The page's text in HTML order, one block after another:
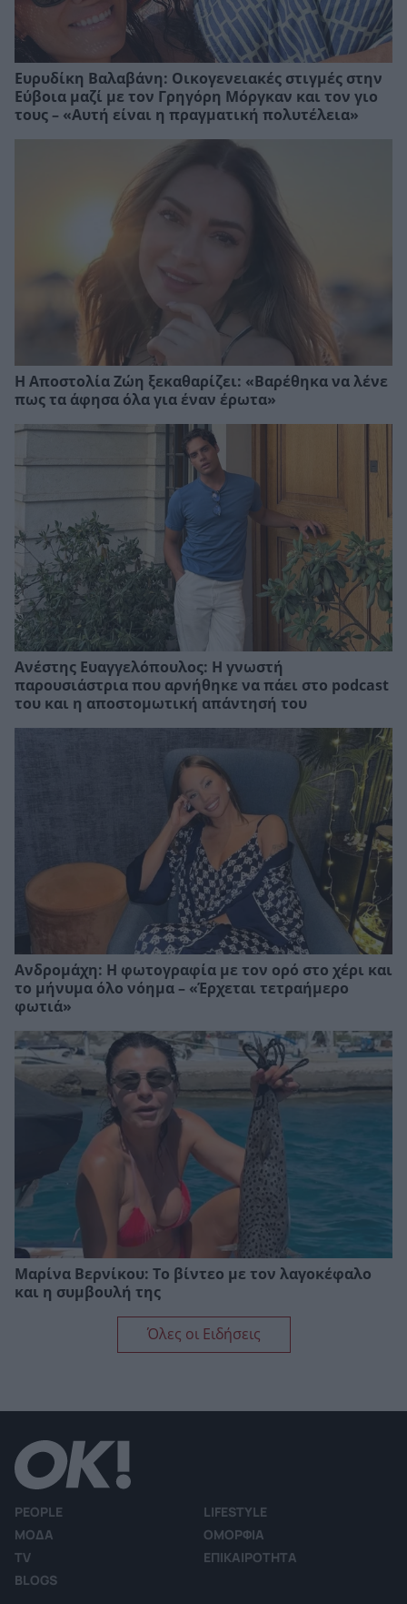
Ευρυδίκη Βαλαβάνη: Οικογενειακές στιγμές στην
Εύβοια μαζί με τον Γρηγόρη Μόργκαν και τον γιο
τους – «Αυτή είναι η πραγματική πολυτέλεια»
Η Αποστολία Ζώη ξεκαθαρίζει: «Βαρέθηκα να λένε
πως τα άφησα όλα για έναν έρωτα»
Ανέστης Ευαγγελόπουλος: Η γνωστή
παρουσιάστρια που αρνήθηκε να πάει στο podcast
του και η αποστομωτική απάντησή του
Ανδρομάχη: Η φωτογραφία με τον ορό στο χέρι και
το μήνυμα όλο νόημα – «Έρχεται τετραήμερο
φωτιά»
Μαρίνα Βερνίκου: Το βίντεο με τον λαγοκέφαλο
και η συμβουλή της
Όλες οι Ειδήσεις
PEOPLE
LIFESTYLE
ΜΟΔΑ
ΟΜΟΡΦΙΑ
TV
ΕΠΙΚΑΙΡΟΤΗΤΑ
BLOGS